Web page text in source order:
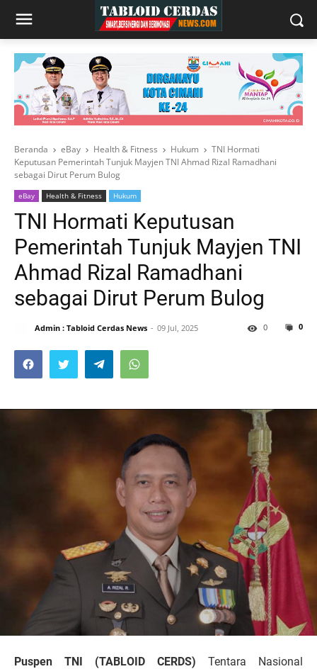
Beranda eBay Health & Fitness Hukum
TNI Hormati
Keputusan Pemerintah Tunjuk Mayjen TNI Ahmad Rizal Ramadhani
sebagai Dirut Perum Bulog
eBay Health & Fitness Hukum
TNI Hormati Keputusan
Pemerintah Tunjuk Mayjen TNI
Ahmad Rizal Ramadhani
sebagai Dirut Perum Bulog
Admin : Tabloid Cerdas News 09 Jul, 2025 0
0
Puspen TNI (TABLOID CERDS) Tentara Nasional